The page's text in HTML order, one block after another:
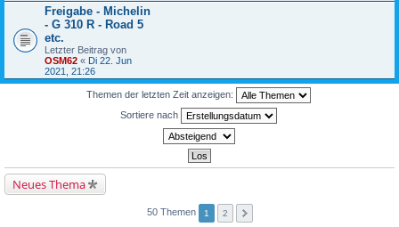
Freigabe - Michelin
- G 310 R - Road 5
etc.
Letzter Beitrag von
OSM62 « Di 22. Jun
2021, 21:26
Themen der letzten Zeit anzeigen:
Sortiere nach
Neues Thema
50 Themen 1 2